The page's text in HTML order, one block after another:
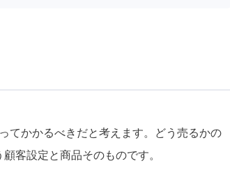
てかかるべきだと考えます。どう売るかの
客設定と商品そのものです。